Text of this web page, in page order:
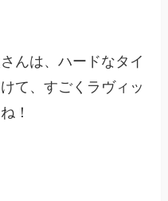
んは、ハードなタイ
て、すごくラヴィッ
！